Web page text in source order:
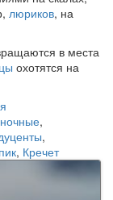
люриков, на
в места
охотятся на
,
,
, Кречет